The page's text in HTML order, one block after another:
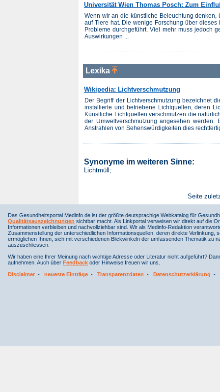
Universität Wien Thomas Posch: Zum
Wenn wir an die künstliche Beleuchtung
auf Tiere hat. Die wenige Forschung über
Probleme durchgeführt. Viel mehr muss jedoch
Auswirkungen ...
Lexika
Wikipedia: Lichtverschmutzung
Der Begriff der Lichtverschmutzung bezeichnet
installierte und betriebene Lichtquellen, deren
Künstliche Lichtquellen verschmutzen die
der Umweltverschmutzung angesehen
Anstrahlen von Sehenswürdigkeiten dies
Synonyme im weiteren Sinne:
Lichtmüll;
Seite
Das Gesundheitsportal Medinfo.de ist der größte deutsprachige Webkatalog für
Qualitätsauszeichnungen sichtbar macht. Als Linkportal verweisen wir direkt auf die
Informationen verbleiben und nachvollziehbar sind. Wir als Medinfo-Redaktion
Zusammenstellung der unterschiedlichen Informationsquellen, deren direkte
ermöglichen Ihnen, sich mit verschiedenen Blickwinkeln der umfassenden Thematik
auszuschliessen.
Wir haben eine Ihrer Meinung nach wichtige Adresse oder Literatur nicht aufgeführt?
aufnehmen. Auch über Feedback oder Hinweise freuen wir uns.
Disclaimer - neueste Einträge - Transparenzdaten - Datenschutzerklärung -